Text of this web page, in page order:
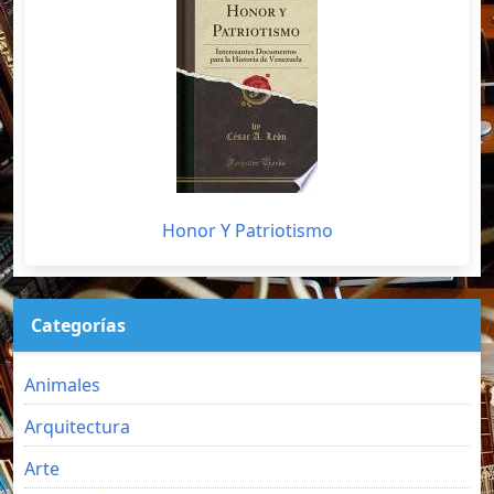
Honor Y Patriotismo
Categorías
Animales
Arquitectura
Arte